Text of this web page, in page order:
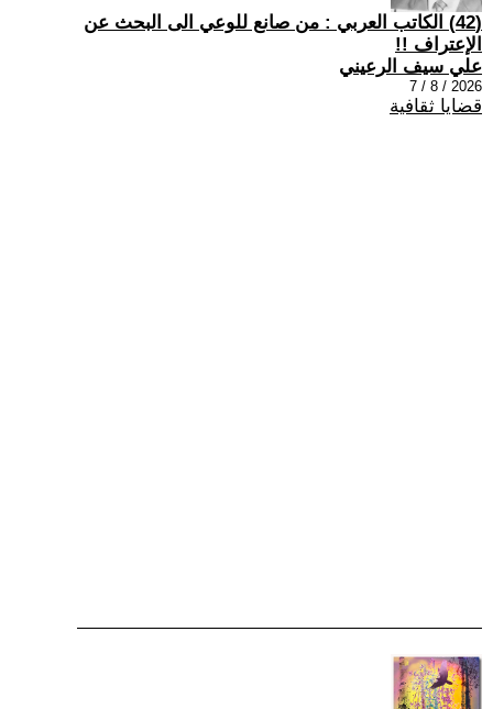
(42) الكاتب العربي : من صانع للوعي الى البحث عن
الإعتراف !!
علي سيف الرعيني
2026 / 8 / 7
قضايا ثقافية